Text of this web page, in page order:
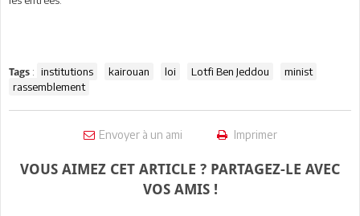
Tags : institutions kairouan loi Lotfi Ben Jeddou
minist
rassemblement
Envoyer à un ami Imprimer
VOUS AIMEZ CET ARTICLE ? PARTAGEZ-LE AVEC
VOS AMIS !